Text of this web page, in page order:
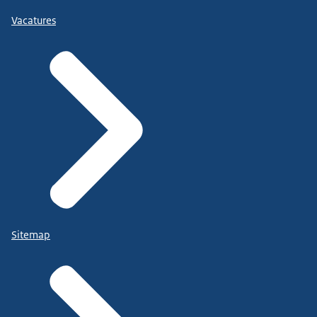
Vacatures
Sitemap